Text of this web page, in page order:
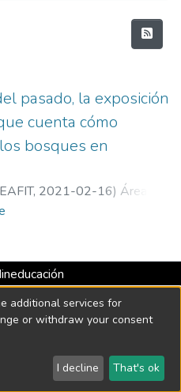
pasado, la exposición
cuenta cómo
bosques en
, 2021-02-16) Área de
Institucional hasta 2026 -
2158 de 2018
© 2002-2026 LYRASIS
Send Feedback
additional services for
or withdraw your consent
I decline That's ok